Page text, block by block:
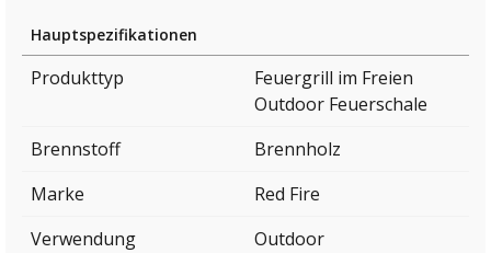
Hauptspezifikationen
Produkttyp
Feuergrill im Freien
Outdoor Feuerschale
Brennstoff
Brennholz
Marke
Red Fire
Verwendung
Outdoor